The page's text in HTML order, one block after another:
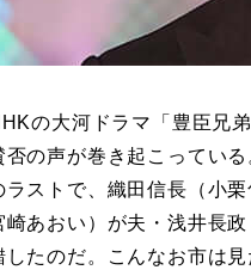
の大河ドラマ「豊臣兄
否の声が巻き起こってい
ラストで、織田信長（小
崎あおい）が夫・浅井長
したのだ。こんなお市は